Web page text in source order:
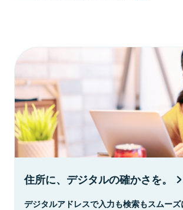
住所に、デジタルの確かさを。
デジタルアドレスで入力も検索もスムーズ